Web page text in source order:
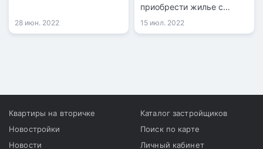
28 июн. 2022
приобрести жилье с
помощью онлайн-ипотеки,
Отбасы банк приготовил
пользователи
дистанционного канала
теперь будут меньше
платить по комиссиям.
15 июл. 2022
Квартиры на вторичке
Новостройки
Новости
Каталог застройщиков
Поиск по карте
Личный кабинет